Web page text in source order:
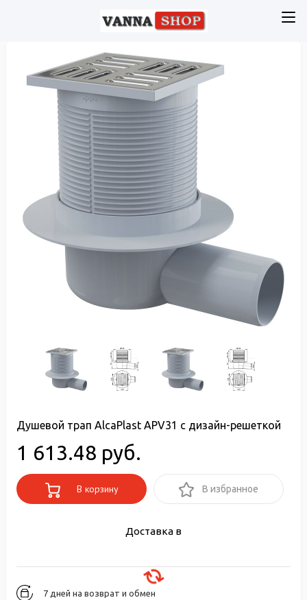
Душевой трап AlcaPlast APV31 с дизайн-решеткой
1 613.48 руб.
В корзину В избранное
Доставка в
7 дней на возврат и обмен